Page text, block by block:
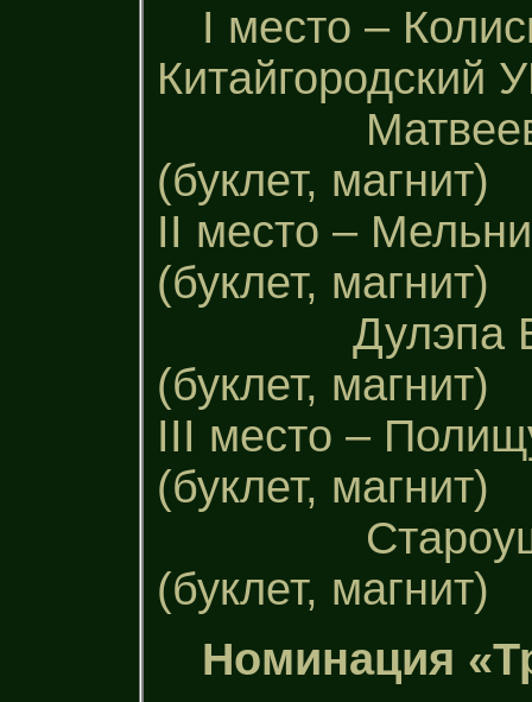
І место –
Китайгородский
Матвеева
(буклет, магнит)
ІІ место –
(буклет, магнит)
Дулэпа
(буклет, магнит)
ІІІ место –
(буклет, магнит)
(буклет, магнит)
Номинация